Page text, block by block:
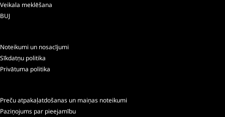
Veikala meklēšana
BUJ
Noteikumi un nosacījumi
Sīkdatņu politika
Privātuma politika
Preču atpakaļatdošanas un maiņas noteikumi
Paziņojums par pieejamību